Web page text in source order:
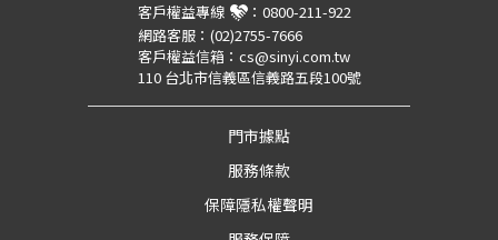
客戶權益專線 ： 0800-211-922
網路客服： (02)2755-7666
客戶權益信箱： cs@sinyi.com.tw
110 台北市信義區信義路五段100號
門市據點
服務條款
保障隱私權聲明